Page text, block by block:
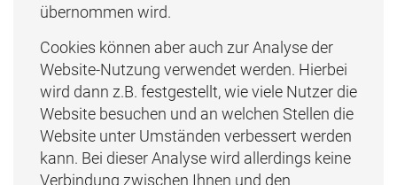
übernommen wird.
Cookies können aber auch zur Analyse der
Website-Nutzung verwendet werden. Hierbei
wird dann z.B. festgestellt, wie viele Nutzer die
Website besuchen und an welchen Stellen die
Website unter Umständen verbessert werden
kann. Bei dieser Analyse wird allerdings keine
Verbindung zwischen Ihnen und den